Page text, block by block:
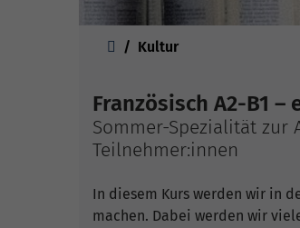
Kultur
Französisch A2-B1
Sommer-Spezialität
Teilnehmer:innen
In diesem Kurs werden wir in
machen. Dabei werden wir